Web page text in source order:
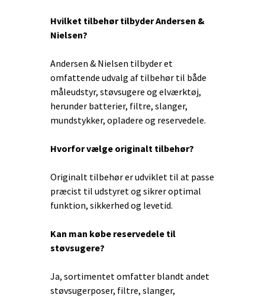
Hvilket tilbehør tilbyder Andersen &
Nielsen?
Andersen & Nielsen tilbyder et
omfattende udvalg af tilbehør til både
måleudstyr, støvsugere og elværktøj,
herunder batterier, filtre, slanger,
mundstykker, opladere og reservedele.
Hvorfor vælge originalt tilbehør?
Originalt tilbehør er udviklet til at passe
præcist til udstyret og sikrer optimal
funktion, sikkerhed og levetid.
Kan man købe reservedele til
støvsugere?
Ja, sortimentet omfatter blandt andet
støvsugerposer, filtre, slanger,